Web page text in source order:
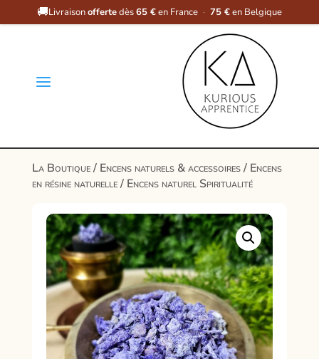
🚚Livraisonoffertedès65 €en France · 75 €en Belgique
a
La Boutique/ Encens naturels & accessoires/ Encens
en résine naturelle/ Encens naturel Spiritualité